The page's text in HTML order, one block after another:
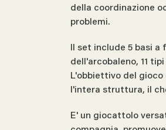
della coordinazione
problemi.
Il set include 5 basi a
dell'arcobaleno, 11
L'obbiettivo del gioco
l'intera struttura, il
E' un giocattolo